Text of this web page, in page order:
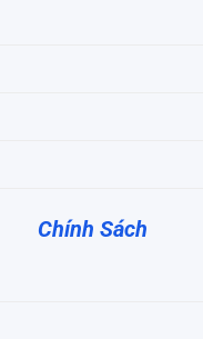
Chính Sách